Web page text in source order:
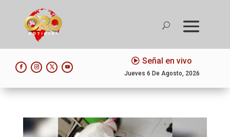
Señal en vivo
Jueves 6 De Agosto, 2026